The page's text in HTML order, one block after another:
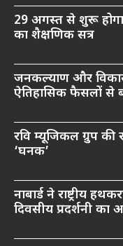
29 अगस्त से शुरू होगा
का शैक्षणिक सत्र
जनकल्याण और
ऐतिहासिक फैसलों से
रवि म्यूजिकल ग्रुप
‘घनक’
नाबार्ड ने राष्ट्रीय
दिवसीय प्रदर्शनी